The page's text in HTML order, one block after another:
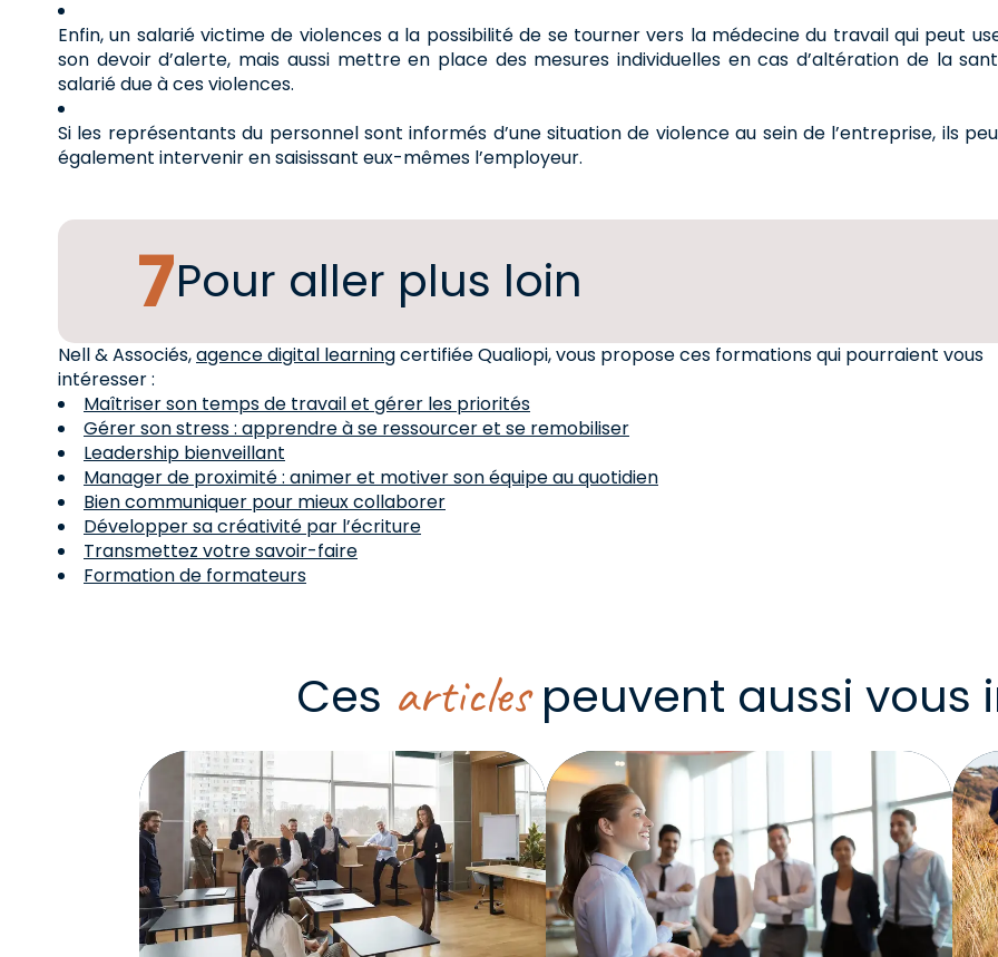
Enfin, un salarié victime de violences a la possibilité de se tourner vers la médecine du travail qui peut
son devoir d’alerte, mais aussi mettre en place des mesures individuelles en cas d’altération de la
salarié due à ces violences.
Si les représentants du personnel sont informés d’une situation de violence au sein de l’entreprise, ils
également intervenir en saisissant eux-mêmes l’employeur.
Pour aller plus loin
Nell & Associés,agence digital learningcertifiée Qualiopi, vous propose ces formations qui pourraient vous
intéresser :
Maîtriser son temps de travail et gérer les priorités
Gérer son stress : apprendre à se ressourcer et se remobiliser
Leadership bienveillant
Manager de proximité : animer et motiver son équipe au quotidien
Bien communiquer pour mieux collaborer
Développer sa créativité par l’écriture
Transmettez votre savoir-faire
Formation de formateurs
Ces articlespeuvent aussi vous